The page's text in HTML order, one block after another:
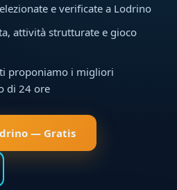
e verificate a Lodrino
attività strutturate e gioco
proponiamo i migliori
di 24 ore
— Gratis